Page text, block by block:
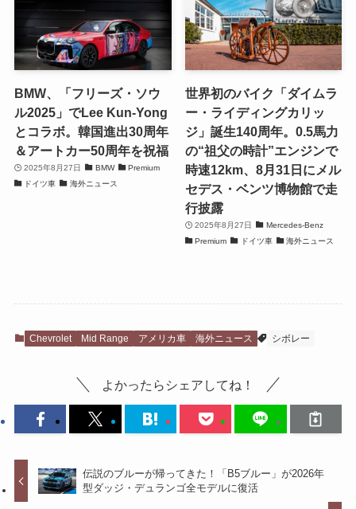
BMW、「フリーズ・ソウ
ル2025」でLee Kun-Yong
とコラボ。韓国進出30周年
＆アートカー50周年を祝福
2025年8月27日 BMW
Premium
ドイツ車
海外ニュース
世界初のバイク「ダイムラ
ー・ライディングカリッ
ジ」誕生140周年。0.5馬力
の“祖父の時計”エンジンで
時速12km、8月31日にメル
セデス・ベンツ博物館で走
行披露
2025年8月27日
Mercedes-Benz
Premium
ドイツ車 海外ニュース
Chevrolet Mid Range アメリカ車 海外ニュース シボレー
よかったらシェアしてね！
伝説のブルーが帰ってきた！「B5ブルー」が2026年
型ダッジ・デュランゴ全モデルに復活